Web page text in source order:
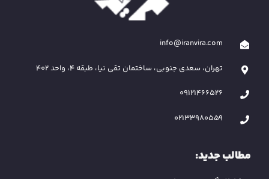
info@iranvira.com
تهران، سعدی جنوبی، ساختمان تقی نیا، طبقه 4، واحد 402
09121466526
02133980559
مطالب جدید: